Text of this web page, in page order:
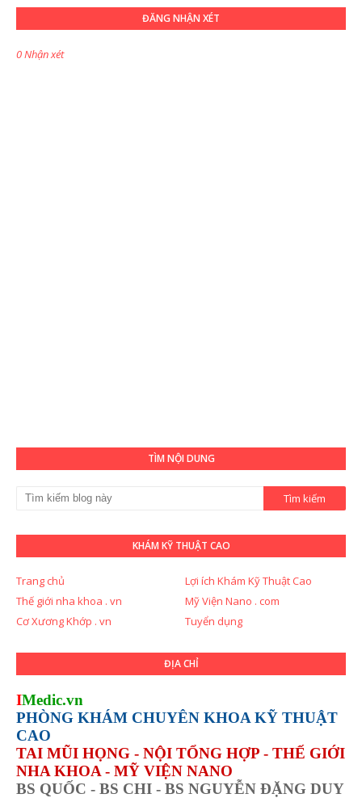
ĐĂNG NHẬN XÉT
0 Nhận xét
TÌM NỘI DUNG
KHÁM KỸ THUẬT CAO
Trang chủ
Lợi ích Khám Kỹ Thuật Cao
Thế giới nha khoa . vn
Mỹ Viện Nano . com
Cơ Xương Khớp . vn
Tuyển dụng
ĐỊA CHỈ
IMedic.vn
PHÒNG KHÁM CHUYÊN KHOA KỸ THUẬT
CAO
TAI MŨI HỌNG - NỘI TỔNG HỢP - THẾ GIỚI
NHA KHOA - MỸ VIỆN NANO
BS QUỐC - BS CHI - BS NGUYỄN ĐẶNG DUY